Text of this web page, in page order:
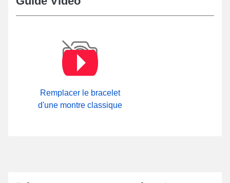
Remplacer le bracelet
d'une montre classique